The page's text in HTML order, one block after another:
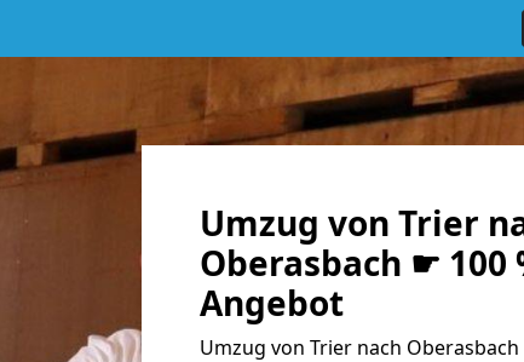
Umzug von Trier
Oberasbach ☛ 100
Angebot
Umzug von Trier nach Oberasbach